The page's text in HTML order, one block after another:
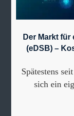
Der Markt
(eDSB) –
Spätestens
sich ein